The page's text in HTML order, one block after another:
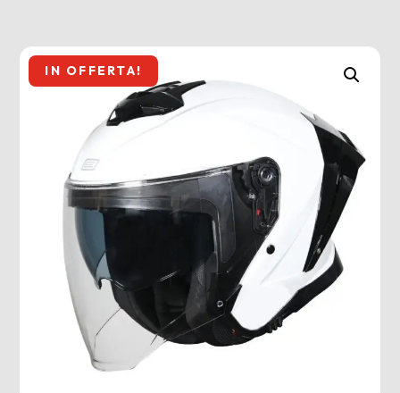
IN OFFERTA!